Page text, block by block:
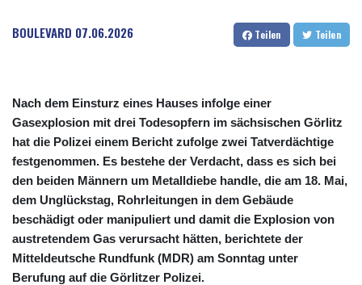
BOULEVARD 07.06.2026 Teilen Teilen
Nach dem Einsturz eines Hauses infolge einer
Gasexplosion mit drei Todesopfern im sächsischen Görlitz
hat die Polizei einem Bericht zufolge zwei Tatverdächtige
festgenommen. Es bestehe der Verdacht, dass es sich bei
den beiden Männern um Metalldiebe handle, die am 18. Mai,
dem Unglückstag, Rohrleitungen in dem Gebäude
beschädigt oder manipuliert und damit die Explosion von
austretendem Gas verursacht hätten, berichtete der
Mitteldeutsche Rundfunk (MDR) am Sonntag unter
Berufung auf die Görlitzer Polizei.